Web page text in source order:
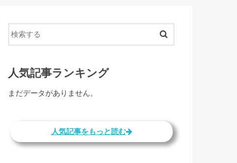
人気記事ランキング
まだデータがありません。
人気記事をもっと読む